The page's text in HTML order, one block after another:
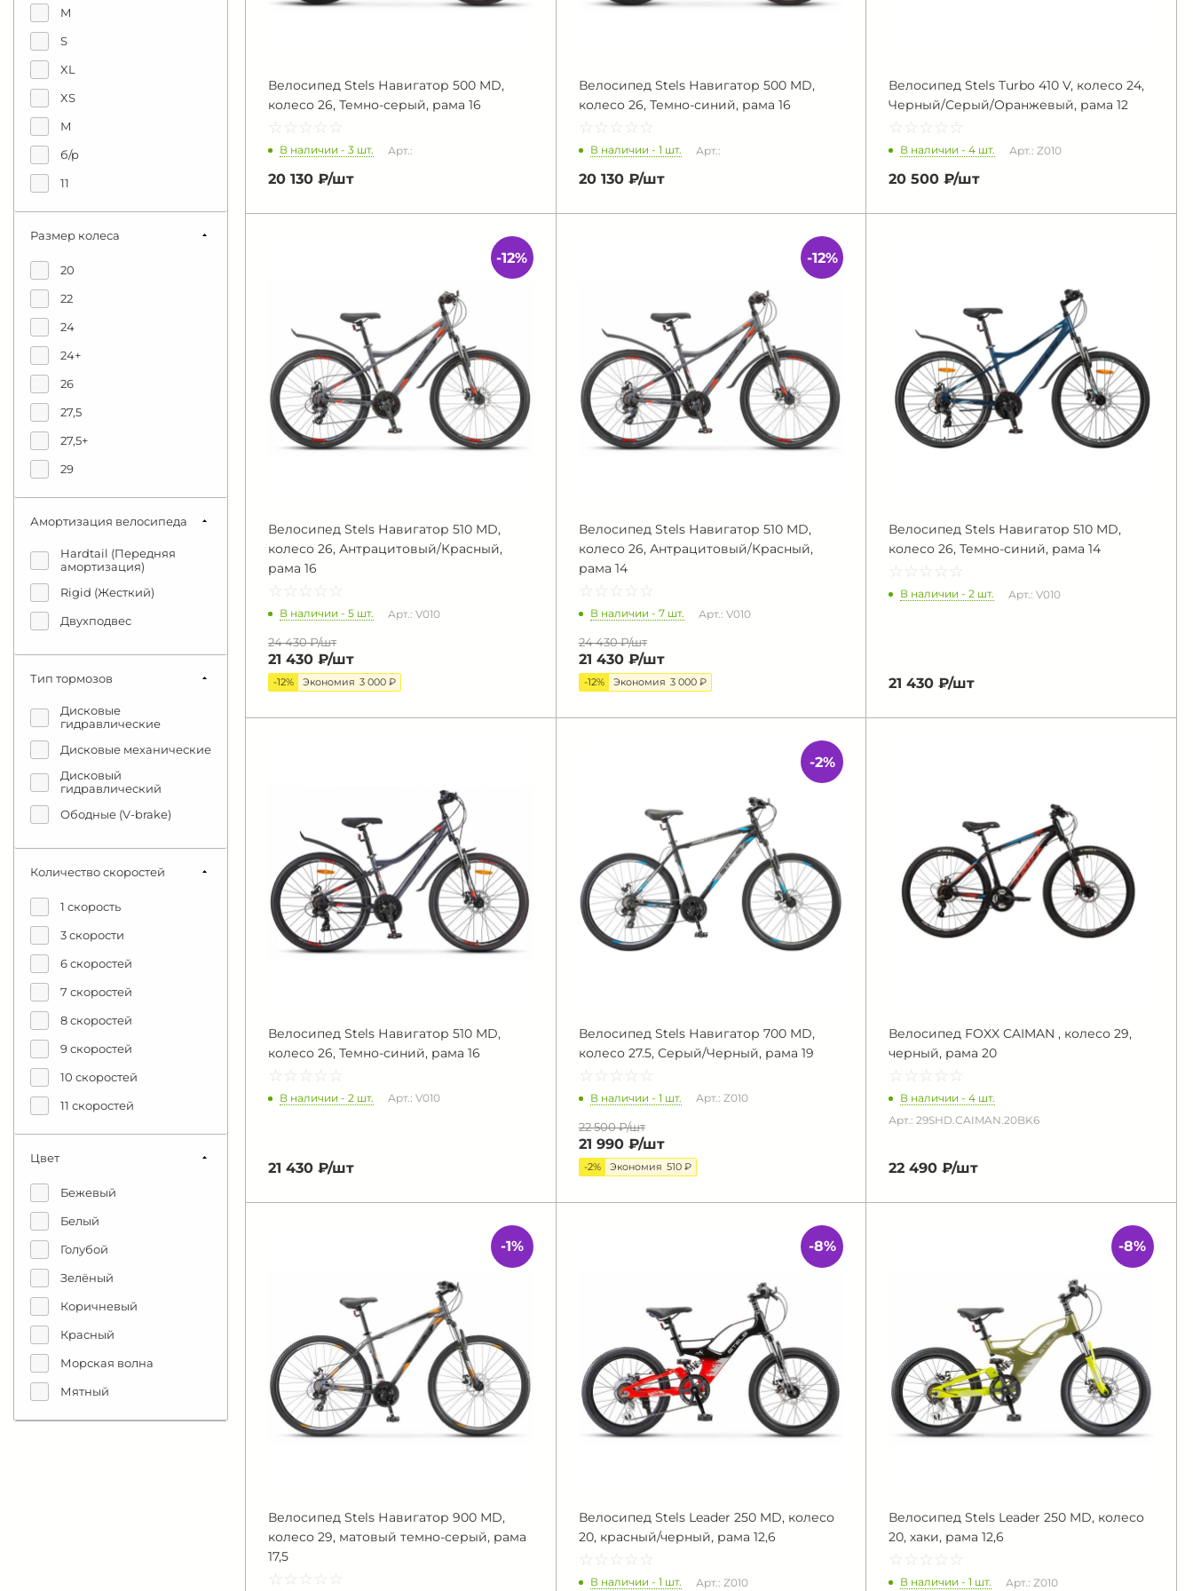
Велосипед Stels Навигатор 500 MD,
колесо 26, Темно-серый, рама 16
☆ ☆ ☆ ☆ ☆
★ ★ ★ ★ ★
В наличии - 3 шт. Арт.:
20 130 ₽/шт
Велосипед Stels Навигатор 500 MD,
колесо 26, Темно-синий, рама 16
☆ ☆ ☆ ☆ ☆
★ ★ ★ ★ ★
В наличии - 1 шт. Арт.:
20 130 ₽/шт
Велосипед Stels Turbo 410 V, колесо 24,
Черный/Серый/Оранжевый, рама 12
☆ ☆ ☆ ☆ ☆
★ ★ ★ ★ ★
В наличии - 4 шт. Арт.: Z010
20 500 ₽/шт
Велосипед Stels Навигатор 510 MD,
колесо 26, Антрацитовый/Красный,
рама 16
☆ ☆ ☆ ☆ ☆
★ ★ ★ ★ ★
В наличии - 5 шт. Арт.: V010
24 430 ₽/шт
21 430 ₽/шт
-12% Экономия 3 000 ₽
-12%
Велосипед Stels Навигатор 510 MD,
колесо 26, Антрацитовый/Красный,
рама 14
☆ ☆ ☆ ☆ ☆
★ ★ ★ ★ ★
В наличии - 7 шт. Арт.: V010
24 430 ₽/шт
21 430 ₽/шт
-12% Экономия 3 000 ₽
-12%
Велосипед Stels Навигатор 510 MD,
колесо 26, Темно-синий, рама 14
☆ ☆ ☆ ☆ ☆
★ ★ ★ ★ ★
В наличии - 2 шт. Арт.: V010
21 430 ₽/шт
Велосипед Stels Навигатор 510 MD,
колесо 26, Темно-синий, рама 16
☆ ☆ ☆ ☆ ☆
★ ★ ★ ★ ★
В наличии - 2 шт. Арт.: V010
21 430 ₽/шт
Велосипед Stels Навигатор 700 MD,
колесо 27.5, Серый/Черный, рама 19
☆ ☆ ☆ ☆ ☆
★ ★ ★ ★ ★
В наличии - 1 шт. Арт.: Z010
22 500 ₽/шт
21 990 ₽/шт
-2% Экономия 510 ₽
-2%
Велосипед FOXX CAIMAN , колесо 29,
черный, рама 20
☆ ☆ ☆ ☆ ☆
★ ★ ★ ★ ★
В наличии - 4 шт.
Арт.: 29SHD.CAIMAN.20BK6
22 490 ₽/шт
Велосипед Stels Навигатор 900 МD,
колесо 29, матовый темно-серый, рама
17,5
☆ ☆ ☆ ☆ ☆
★ ★ ★ ★ ★
-1%
Велосипед Stels Leader 250 MD, колесо
20, красный/черный, рама 12,6
☆ ☆ ☆ ☆ ☆
★ ★ ★ ★ ★
В наличии - 1 шт. Арт.: Z010
-8%
Велосипед Stels Leader 250 MD, колесо
20, хаки, рама 12,6
☆ ☆ ☆ ☆ ☆
★ ★ ★ ★ ★
В наличии - 1 шт. Арт.: Z010
-8%
M
S
XL
XS
М
б/р
11
11,1
11,5
12
12,6
13
13,5
15
16
17
17,5
18
19
20
Размер колеса
20
22
24
24+
26
27,5
27,5+
29
29+
Амортизация велосипеда
Hardtail (Передняя
амортизация)
Rigid (Жесткий)
Двухподвес
Тип тормозов
Дисковые
гидравлические
Дисковые механические
Дисковый
гидравлический
Ободные (V-brake)
Количество скоростей
1 скорость
3 скорости
6 скоростей
7 скоростей
8 скоростей
9 скоростей
10 скоростей
11 скоростей
12 скоростей
18 скоростей (2х9)
18 скоростей(3х6)
21 скорость (3х7)
22 скорости (2х11)
24 скорости (3х8)
27 скоростей (3х9)
Цвет
Бежевый
Белый
Голубой
Зелёный
Коричневый
Красный
Морская волна
Мятный
Оливковый